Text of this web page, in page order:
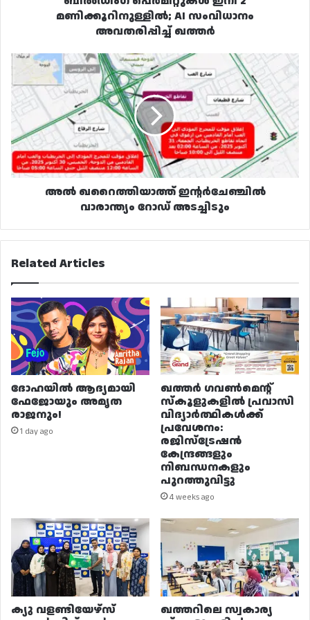
മണിക്കൂറിനുള്ളിൽ; AI സംവിധാനം
അവതരിപ്പിച്ച് ഖത്തർ
അൽ
ഖറൈത്തിയാത്ത്
ഇന്റർചേഞ്ചിൽ
വാരാന്ത്യം
അടച്ചിടും
അൽ ഖറൈത്തിയാത്ത് ഇന്റർചേഞ്ചിൽ
വാരാന്ത്യം റോഡ് അടച്ചിടും
Related Articles
ദോഹയിൽ ആദ്യമായി
ഫേജോയും അമൃത
രാജനും!
1 day ago
ഖത്തർ ഗവൺമെന്റ്
സ്കൂളുകളിൽ പ്രവാസി
വിദ്യാർത്ഥികൾക്ക്
പ്രവേശനം:
രജിസ്ട്രേഷൻ
കേന്ദ്രങ്ങളും
നിബന്ധനകളും
പുറത്തുവിട്ടു
4 weeks ago
ക്യു വളണ്ടിയേഴ്‌സ്
ഖത്തറിലെ സ്വകാര്യ